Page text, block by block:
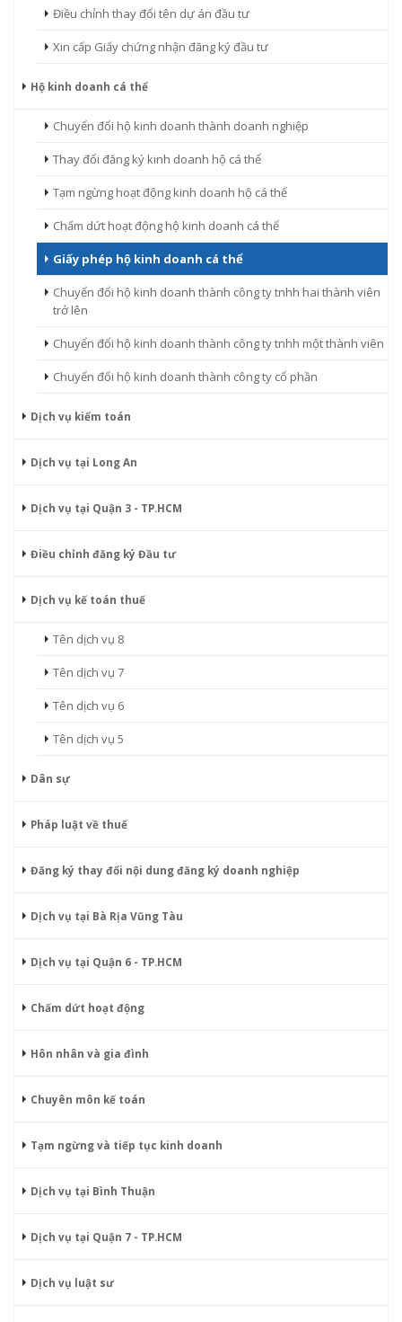
Điều chỉnh thay đổi tên dự án đầu tư
Xin cấp Giấy chứng nhận đăng ký đầu tư
Hộ kinh doanh cá thể
Chuyển đổi hộ kinh doanh thành doanh nghiệp
Thay đổi đăng ký kinh doanh hộ cá thể
Tạm ngừng hoạt động kinh doanh hộ cá thể
Chấm dứt hoạt động hộ kinh doanh cá thể
Giấy phép hộ kinh doanh cá thể
Chuyển đổi hộ kinh doanh thành công ty tnhh hai thành viên
trở lên
Chuyển đổi hộ kinh doanh thành công ty tnhh một thành viên
Chuyển đổi hộ kinh doanh thành công ty cổ phần
Dịch vụ kiểm toán
Dịch vụ tại Long An
Dịch vụ tại Quận 3 - TP.HCM
Điều chỉnh đăng ký Đầu tư
Dịch vụ kế toán thuế
Tên dịch vụ 8
Tên dịch vụ 7
Tên dịch vụ 6
Tên dịch vụ 5
Dân sự
Pháp luật về thuế
Đăng ký thay đổi nội dung đăng ký doanh nghiệp
Dịch vụ tại Bà Rịa Vũng Tàu
Dịch vụ tại Quận 6 - TP.HCM
Chấm dứt hoạt động
Hôn nhân và gia đình
Chuyên môn kế toán
Tạm ngừng và tiếp tục kinh doanh
Dịch vụ tại Bình Thuận
Dịch vụ tại Quận 7 - TP.HCM
Dịch vụ luật sư